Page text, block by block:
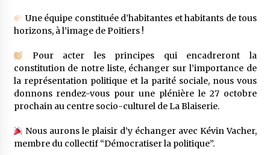
Une équipe constituée d’habitantes et habitants de tous
horizons, à l’image de Poitiers !
Pour acter les principes qui encadreront la
constitution de notre liste, échanger sur l’importance de
la représentation politique et la parité sociale, nous vous
donnons rendez-vous pour une plénière le 27 octobre
prochain au centre socio-culturel de La Blaiserie.
Nous aurons le plaisir d’y échanger avec Kévin Vacher,
membre du collectif “Démocratiser la politique”.